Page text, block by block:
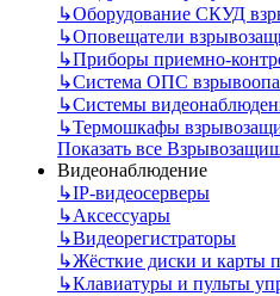
↳Оборудование СКУД
↳Оповещатели
↳Приборы приемно-
↳Система ОПС
↳Системы
↳Термошкафы
Показать все
Видеонаблюдение
↳IP-видеосерверы
↳Аксессуары
↳Видеорегистраторы
↳Жёсткие диски и карты
↳Клавиатуры и пульты